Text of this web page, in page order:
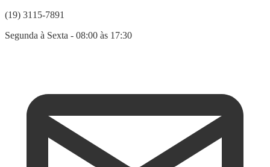
(19) 3115-7891
Segunda à Sexta - 08:00 às 17:30